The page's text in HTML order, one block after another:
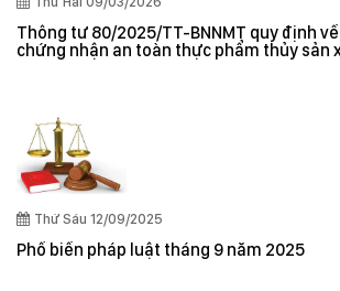
Thông tư 80/2025/TT-BNNMT quy định
chứng nhận an toàn thực phẩm thủy sản
Thứ Sáu 12/09/2025
Phổ biến pháp luật tháng 9 năm 2025